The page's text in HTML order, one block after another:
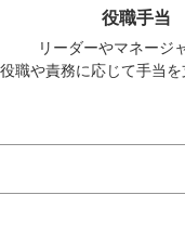
役職手当
リーダーやマネージ
役職や責務に応じて手当を